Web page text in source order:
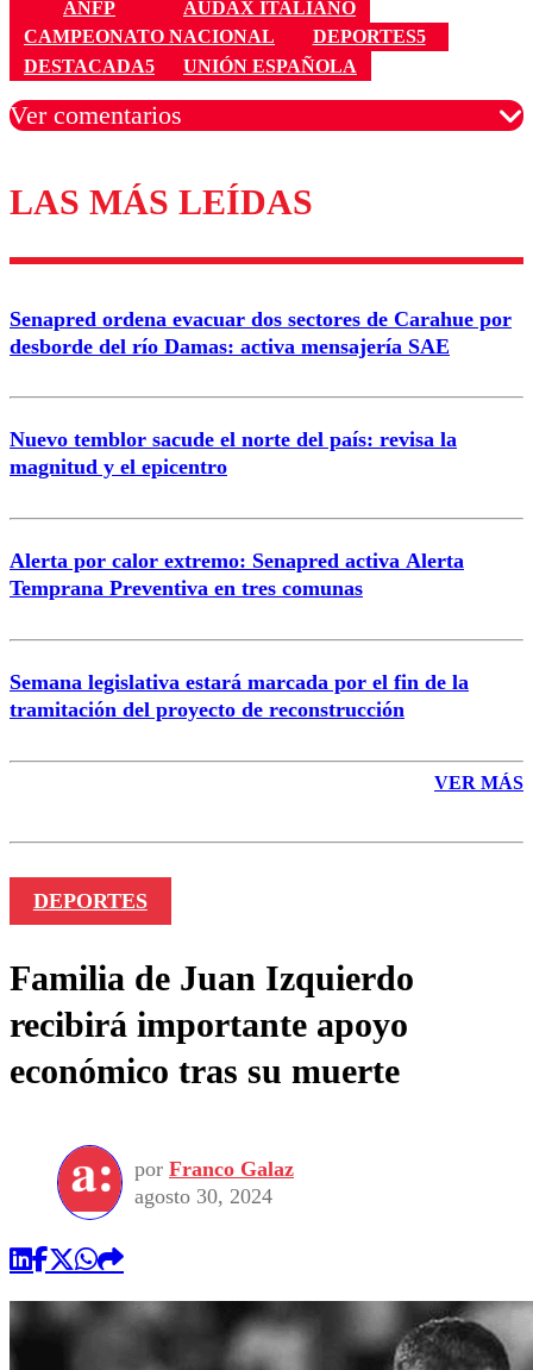
ANFP
AUDAX ITALIANO
CAMPEONATO NACIONAL
DEPORTES5
DESTACADA5
UNIÓN ESPAÑOLA
Ver comentarios
Los comentarios son moderados para garantizar un
diálogo respetuoso.
Correo
LAS MÁS LEÍDAS
Senapred ordena evacuar dos sectores de Carahue por
desborde del río Damas: activa mensajería SAE
Nuevo temblor sacude el norte del país: revisa la
magnitud y el epicentro
Alerta por calor extremo: Senapred activa Alerta
Temprana Preventiva en tres comunas
Semana legislativa estará marcada por el fin de la
tramitación del proyecto de reconstrucción
VER MÁS
DEPORTES
Familia de Juan Izquierdo
recibirá importante apoyo
económico tras su muerte
por Franco Galaz
agosto 30, 2024